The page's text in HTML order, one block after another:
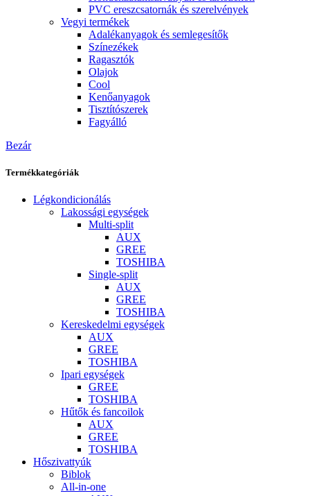
PVC ereszcsatornák és szerelvények
Vegyi termékek
Adalékanyagok és semlegesítők
Színezékek
Ragasztók
Olajok
Cool
Kenőanyagok
Tisztítószerek
Fagyálló
Bezár
Termékkategóriák
Légkondicionálás
Lakossági egységek
Multi-split
AUX
GREE
TOSHIBA
Single-split
AUX
GREE
TOSHIBA
Kereskedelmi egységek
AUX
GREE
TOSHIBA
Ipari egységek
GREE
TOSHIBA
Hűtők és fancoilok
AUX
GREE
TOSHIBA
Hőszivattyúk
Biblok
All-in-one